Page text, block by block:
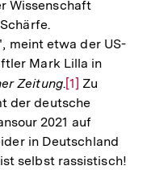
Wissenschaft
meint etwa der US-
Mark Lilla in
Zeitung.Zur
Auflösung
der
Fußnote
[1] Zu
der deutsche
2021 auf
in Deutschland
selbst rassistisch!